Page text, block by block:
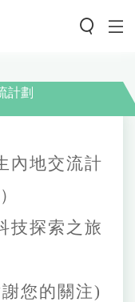
地交流計
）
技探索之旅
您的關注)
計劃